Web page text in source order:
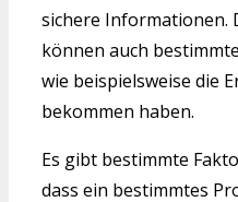
sichere Informationen.
können auch
wie beispielsweise die
bekommen haben.
Es gibt bestimmte
dass ein bestimmtes